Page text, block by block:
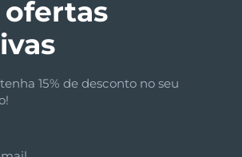
ofertas
15% de desconto no seu